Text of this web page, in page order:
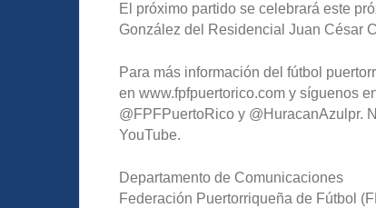
El próximo partido se celebrará este
González del Residencial Juan César
Para más información del fútbol
en www.fpfpuertorico.com y síguenos
@FPFPuertoRico y @HuracanAzulpr.
YouTube.
Departamento de Comunicaciones
Federación Puertorriqueña de Fútbol